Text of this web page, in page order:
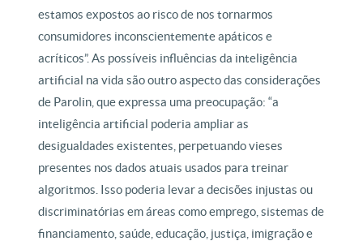
estamos expostos ao risco de nos tornarmos
consumidores inconscientemente apáticos e
acríticos”. As possíveis influências da inteligência
artificial na vida são outro aspecto das considerações
de Parolin, que expressa uma preocupação: “a
inteligência artificial poderia ampliar as
desigualdades existentes, perpetuando vieses
presentes nos dados atuais usados para treinar
algoritmos. Isso poderia levar a decisões injustas ou
discriminatórias em áreas como emprego, sistemas de
financiamento, saúde, educação, justiça, imigração e